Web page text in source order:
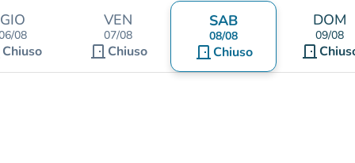
GIO
08
Chiuso
VEN
07/08
door_front Chiuso
SAB
08/08
door_frontChiuso
DOM
09/08
door_front